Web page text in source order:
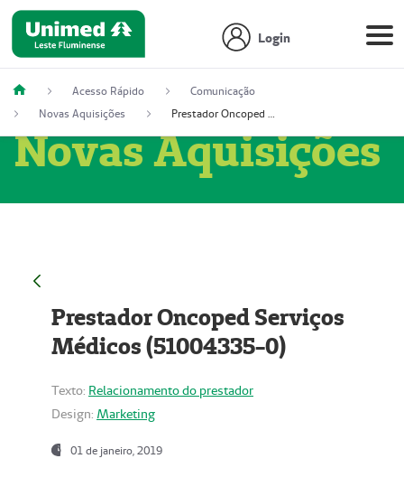
Login
Acesso Rápido
Comunicação
Novas Aquisições
Prestador Oncoped Serviços Médicos (51004335-0)
Novas Aquisições
Prestador Oncoped Serviços
Médicos (51004335-0)
Texto: Relacionamento do prestador
Design: Marketing
01 de janeiro, 2019